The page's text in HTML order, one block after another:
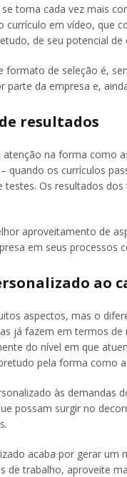
torna cada vez mais
currículo em vídeo, que
de seu potencial de
formato de seleção é,
parte da empresa e,
resultados
na forma como
quando os currículos
Os resultados
aproveitamento de
em seus processos
ao
aspectos, mas o
já fazem em termos
do nível em que
pela forma como
às demandas
possam surgir no
acaba por gerar
de trabalho, aproveite